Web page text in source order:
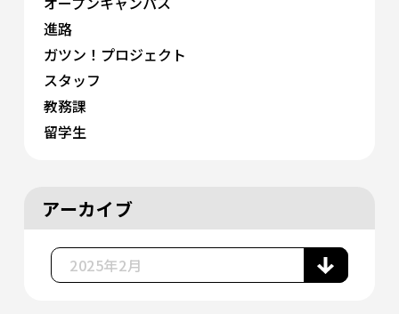
進路
ガツン！プロジェクト
スタッフ
教務課
留学生
アーカイブ